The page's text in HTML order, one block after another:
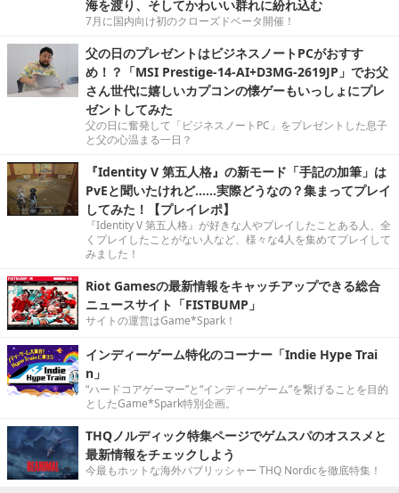
海を渡り、そしてかわいい群れに紛れ込む
7月に国内向け初のクローズドベータ開催！
父の日のプレゼントはビジネスノートPCがおすす
め！？「MSI Prestige-14-AI+D3MG-2619JP」でお父
さん世代に嬉しいカプコンの懐ゲーもいっしょにプレ
ゼントしてみた
父の日に奮発して「ビジネスノートPC」をプレゼントした息子
と父の心温まる一日？
『Identity V 第五人格』の新モード「手記の加筆」は
PvEと聞いたけれど……実際どうなの？集まってプレイ
してみた！【プレイレポ】
『Identity V 第五人格』が好きな人やプレイしたことある人、全
くプレイしたことがない人など、様々な4人を集めてプレイして
みました！
Riot Gamesの最新情報をキャッチアップできる総合
ニュースサイト「FISTBUMP」
サイトの運営はGame*Spark！
インディーゲーム特化のコーナー「Indie Hype Trai
n」
“ハードコアゲーマー”と“インディーゲーム”を繋げることを目的
としたGame*Spark特別企画。
THQノルディック特集ページでゲムスパのオススメと
最新情報をチェックしよう
今最もホットな海外パブリッシャー THQ Nordicを徹底特集！